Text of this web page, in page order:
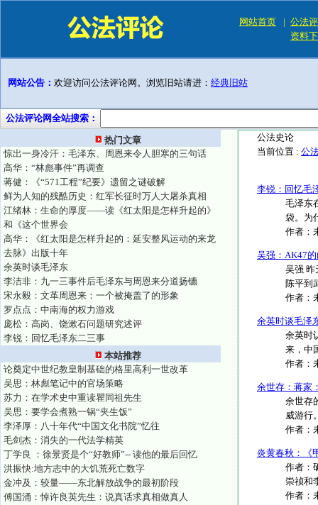
网站首页 | 公法
资料
网站公告： 欢迎访问公法评论网。浏览旧站请进： 经典旧站
公法评论网全站搜索：
热门文章
惊出一身冷汗：毛泽东、周恩来令人胆寒的三句话
高华：“林彪事件”再调查
蒋健：《“571工程”纪要》遗留之谜破解
鲜为人知的残酷历史：红军长征时万人大屠杀真相
江绪林：生命的厚度——读《红太阳是怎样升起的》
和《这个世界会
高华：《红太阳是怎样升起的：延安整风运动的来龙
去脉》出版十年
余英时谈毛泽东
李洁非：九一三事件后毛泽东与周恩来分道扬镳
宋永毅：文革周恩来：一个被掩盖了的形象
罗点点：中南海的权力游戏
庞松：高岗、饶漱石问题研究述评
李锐：回忆毛泽东二三事
本站推荐
论奠定中世纪教皇制基础的格里高利一世改革
吴思：林彪笔记中的官场策略
苏力：在学术史中重读瞿同祖先生
吴思：要学会煮熟一锅“夹生饭”
李泽厚：八十年代“中国文化书院”忆往
毛剑杰：消失的一代法学精英
丁学良 ：徐景贤是个“好教师”-- 读他的最后回忆
洪振快:地方志中的大饥荒死亡数字
金冲及：较量——东北解放战争的最初阶段
傅国涌：悼许良英先生：说真话求真相做真人
公法史论
当前位置 : 公
李锐：回忆毛
毛泽东
袋。为
作者：
吴强：AK47
吴强 昨
陈平到
作者：
余英时谈毛泽
余英时
来，中
作者：
余世存：蒋家
余世存
威游行
作者：
炎黄春秋：《
作者：
崇祯和
作者：